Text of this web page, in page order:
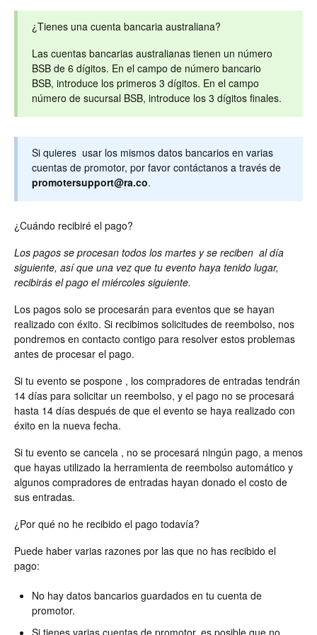
¿Tienes una cuenta bancaria australiana?
Las cuentas bancarias australianas tienen un número
BSB de 6 dígitos. En el campo de número bancario
BSB, introduce los primeros 3 dígitos. En el campo
número de sucursal BSB, introduce los 3 dígitos finales.
Si quieres usar los mismos datos bancarios en varias
cuentas de promotor, por favor contáctanos a través de
promotersupport@ra.co.
¿Cuándo recibiré el pago?
Los pagos se procesan todos los martes y se reciben al día
siguiente, así que una vez que tu evento haya tenido lugar,
recibirás el pago el miércoles siguiente.
Los pagos solo se procesarán para eventos que se hayan
realizado con éxito. Si recibimos solicitudes de reembolso, nos
pondremos en contacto contigo para resolver estos problemas
antes de procesar el pago.
Si tu evento se pospone , los compradores de entradas tendrán
14 días para solicitar un reembolso, y el pago no se procesará
hasta 14 días después de que el evento se haya realizado con
éxito en la nueva fecha.
Si tu evento se cancela , no se procesará ningún pago, a menos
que hayas utilizado la herramienta de reembolso automático y
algunos compradores de entradas hayan donado el costo de
sus entradas.
¿Por qué no he recibido el pago todavía?
Puede haber varias razones por las que no has recibido el
pago:
No hay datos bancarios guardados en tu cuenta de
promotor.
Si tienes varias cuentas de promotor, es posible que no